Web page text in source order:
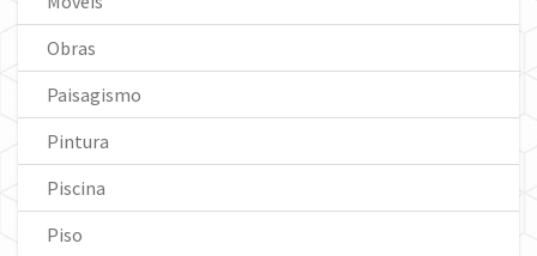
Obras
Paisagismo
Pintura
Piscina
Piso